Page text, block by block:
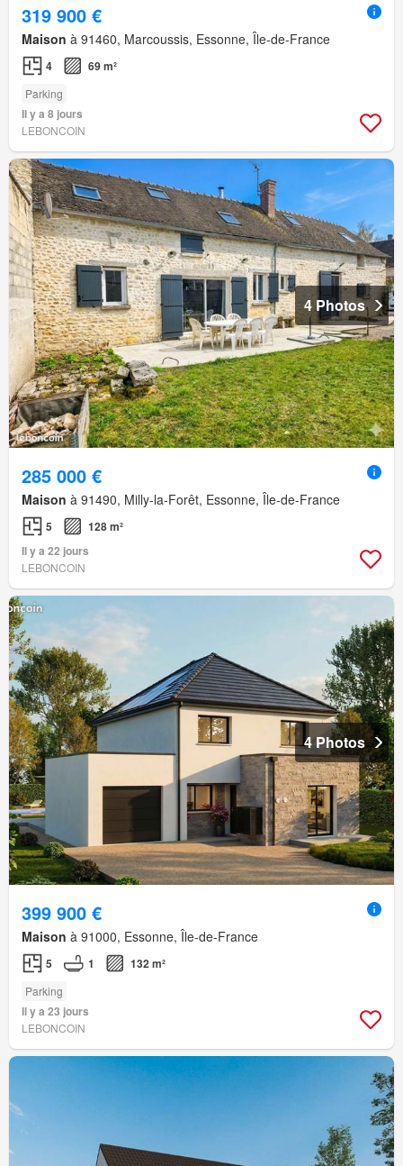
319 900 €
Maison à 91460, Marcoussis, Essonne, Île-de-France
4 69 m²
Parking
Il y a 8 jours
LEBONCOIN
4 Photos
285 000 €
Maison à 91490, Milly-la-Forêt, Essonne, Île-de-France
5
128 m²
Il y a 22 jours
LEBONCOIN
4 Photos
399 900 €
Maison à 91000, Essonne, Île-de-France
5 1 132 m²
Parking
Il y a 23 jours
LEBONCOIN